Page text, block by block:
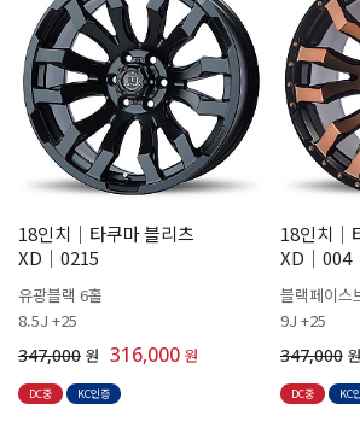
18인치│타쿠마 블리츠
XD│0215
유광블랙 6홀
8.5J +25
347,000 원 316,000 원
DC중 KC인증
18인치│
XD│004
블랙페이스
9J +25
347,000 원
DC중 KC